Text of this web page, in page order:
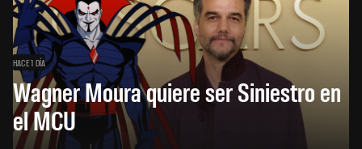
HACE 1 DÍA
Wagner Moura quiere ser Siniestro en
el MCU